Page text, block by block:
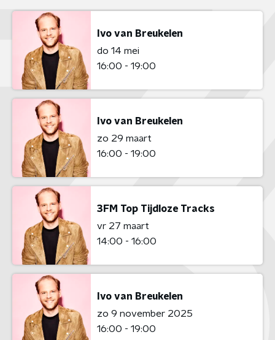
Ivo van Breukelen
do 14 mei
16:00 - 19:00
Ivo van Breukelen
zo 29 maart
16:00 - 19:00
3FM Top Tijdloze Tracks
vr 27 maart
14:00 - 16:00
Ivo van Breukelen
zo 9 november 2025
16:00 - 19:00